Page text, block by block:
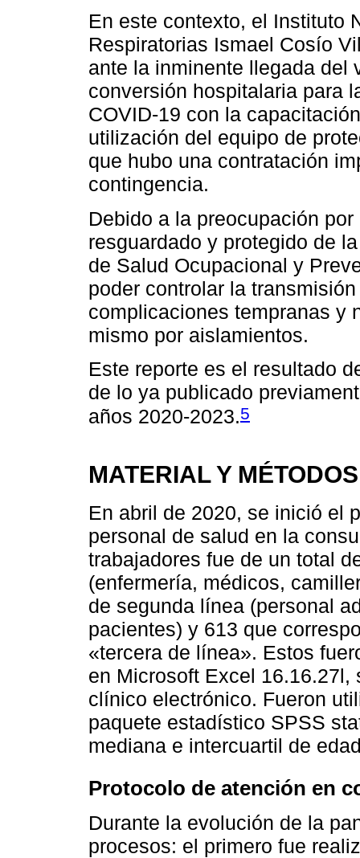
En este contexto, el Instituto
Respiratorias Ismael Cosío
ante la inminente llegada del
conversión hospitalaria para
COVID-19 con la
utilización del equipo de
que hubo una contratación
contingencia.
Debido a la preocupación
resguardado y protegido de
de Salud Ocupacional y
poder controlar la
complicaciones tempranas y
mismo por aislamientos.
Este reporte es el resultado
de lo ya publicado
años 2020-2023.5
MATERIAL Y MÉTODOS
En abril de 2020, se inició el
personal de salud en la
trabajadores fue de un total
(enfermería, médicos,
de segunda línea (personal
pacientes) y 613 que
«tercera de línea». Estos
en Microsoft Excel
clínico electrónico. Fueron
paquete estadístico SPSS
mediana e intercuartil de
Protocolo de atención en
Durante la evolución de la
procesos: el primero fue